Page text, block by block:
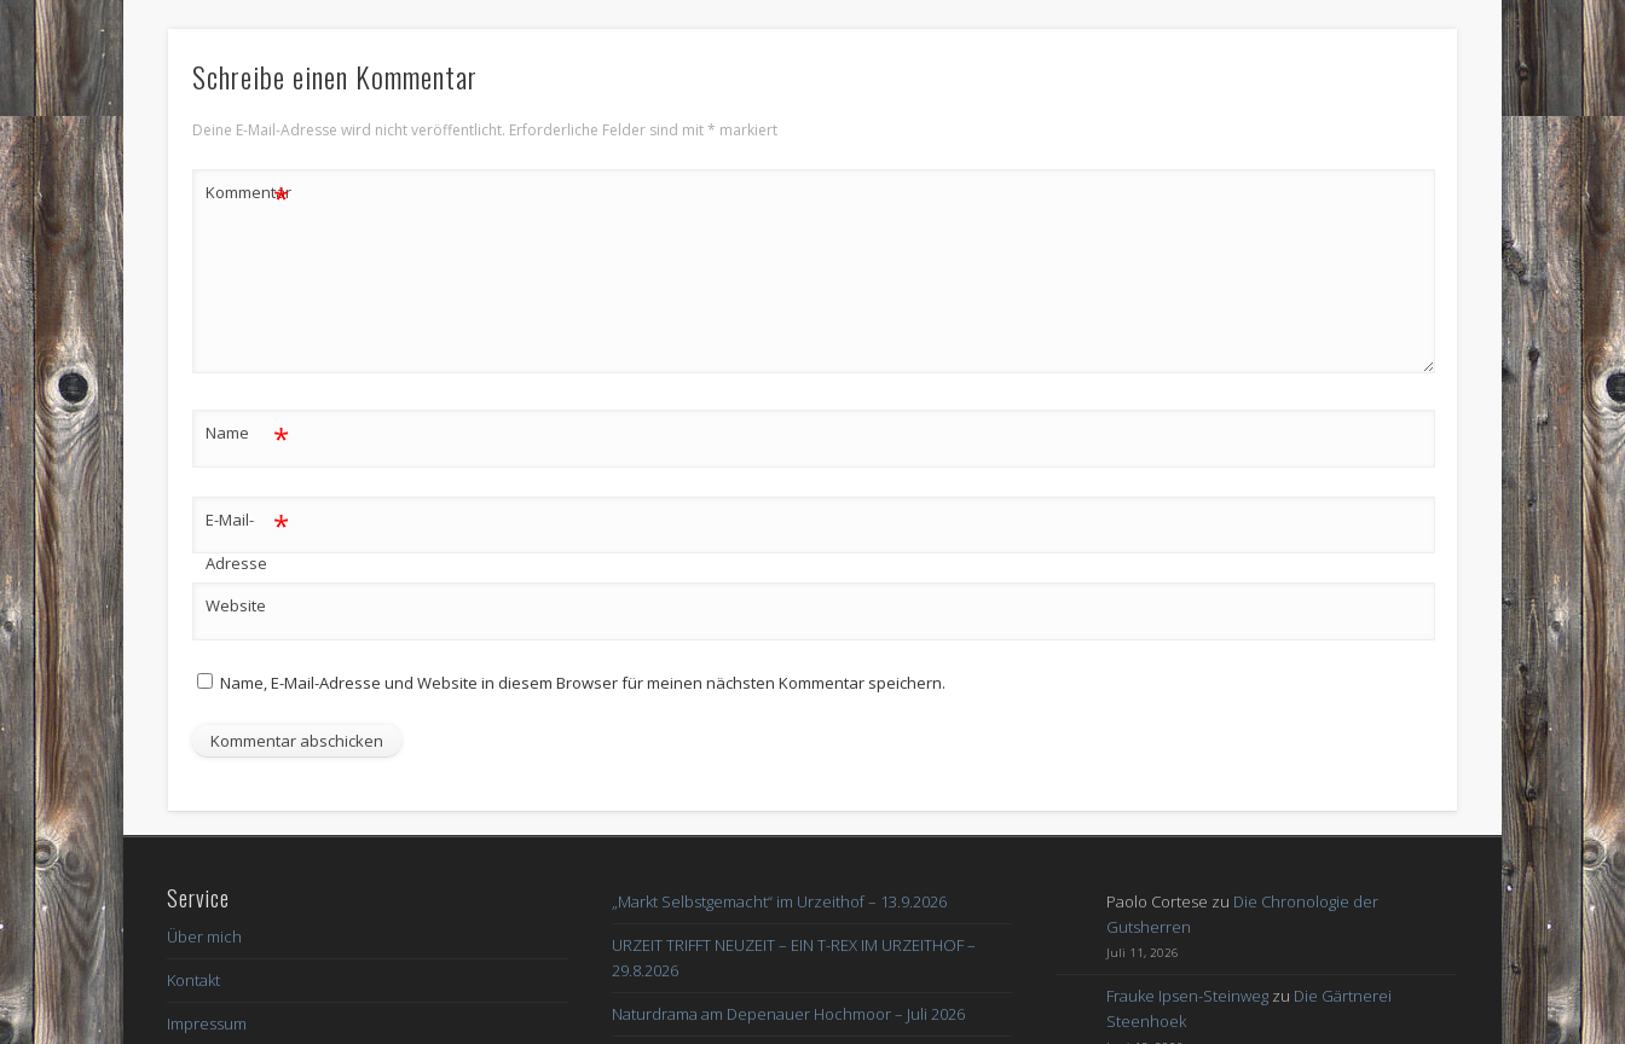
Schreibe einen Kommentar
Deine E-Mail-Adresse wird nicht veröffentlicht. Erforderliche Felder sind mit* markiert
Kommentar
*
Name *
E-Mail-
Adresse
*
Website
Name, E-Mail-Adresse und Website in diesem Browser für meinen nächsten Kommentar speichern.
Service
Über mich
Kontakt
Impressum
„Markt Selbstgemacht“ im Urzeithof – 13.9.2026
URZEIT TRIFFT NEUZEIT – EIN T-REX IM URZEITHOF –
29.8.2026
Naturdrama am Depenauer Hochmoor – Juli 2026
Paolo Cortese zu Die Chronologie der
Gutsherren
Juli 11, 2026
Frauke Ipsen-Steinweg zu Die Gärtnerei
Steenhoek